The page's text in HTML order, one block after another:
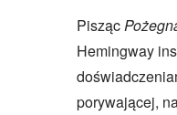
Pisząc
Hemingway
porywającej,